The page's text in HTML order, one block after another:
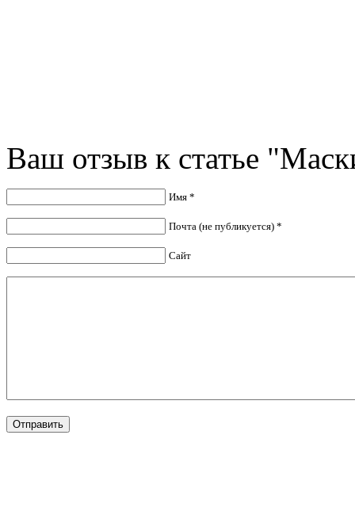
Ваш отзыв к статье
Имя *
Почта (не публикуется) *
Сайт